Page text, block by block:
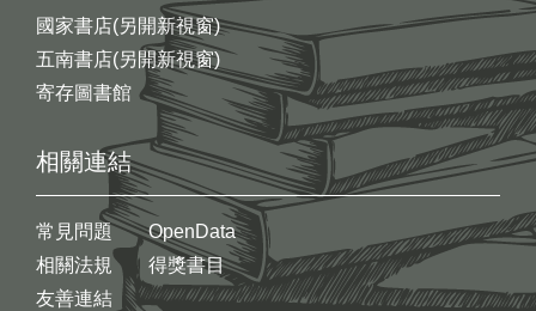
國家書店(另開新視窗)
五南書店(另開新視窗)
寄存圖書館
相關連結
常見問題
相關法規
友善連結
OpenData
得獎書目